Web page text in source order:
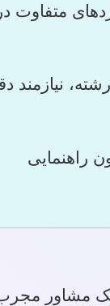
متفاوت در
نیازمند
راهنمایی
یک مشاور